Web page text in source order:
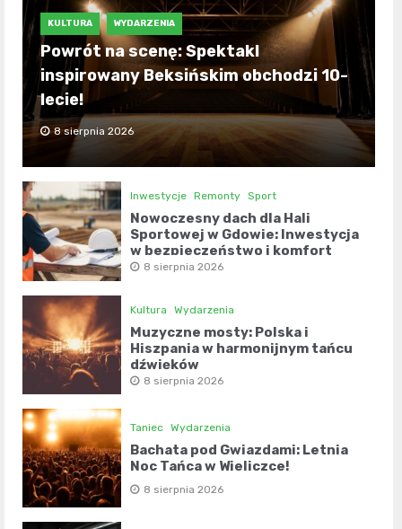
KULTURA WYDARZENIA
Powrót na scenę: Spektakl
inspirowany Beksińskim obchodzi 10-
lecie!
8 sierpnia 2026
Inwestycje Remonty Sport
Nowoczesny dach dla Hali
Sportowej w Gdowie: Inwestycja
w bezpieczeństwo i komfort
8 sierpnia 2026
Kultura Wydarzenia
Muzyczne mosty: Polska i
Hiszpania w harmonijnym tańcu
dźwięków
8 sierpnia 2026
Taniec Wydarzenia
Bachata pod Gwiazdami: Letnia
Noc Tańca w Wieliczce!
8 sierpnia 2026